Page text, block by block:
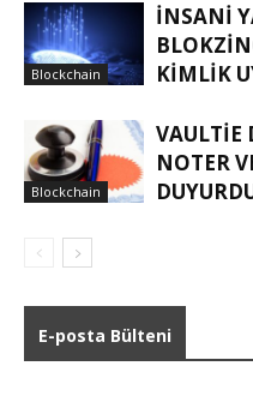
Blockchain
İNSANI
KIMLIK
Blockchain
VAULTIE
NOTER
E-posta Bülteni